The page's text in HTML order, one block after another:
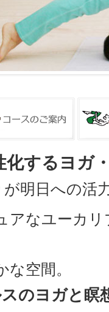
化するヨガ
が明日への活
アなユーカ
空間。
のヨガと瞑